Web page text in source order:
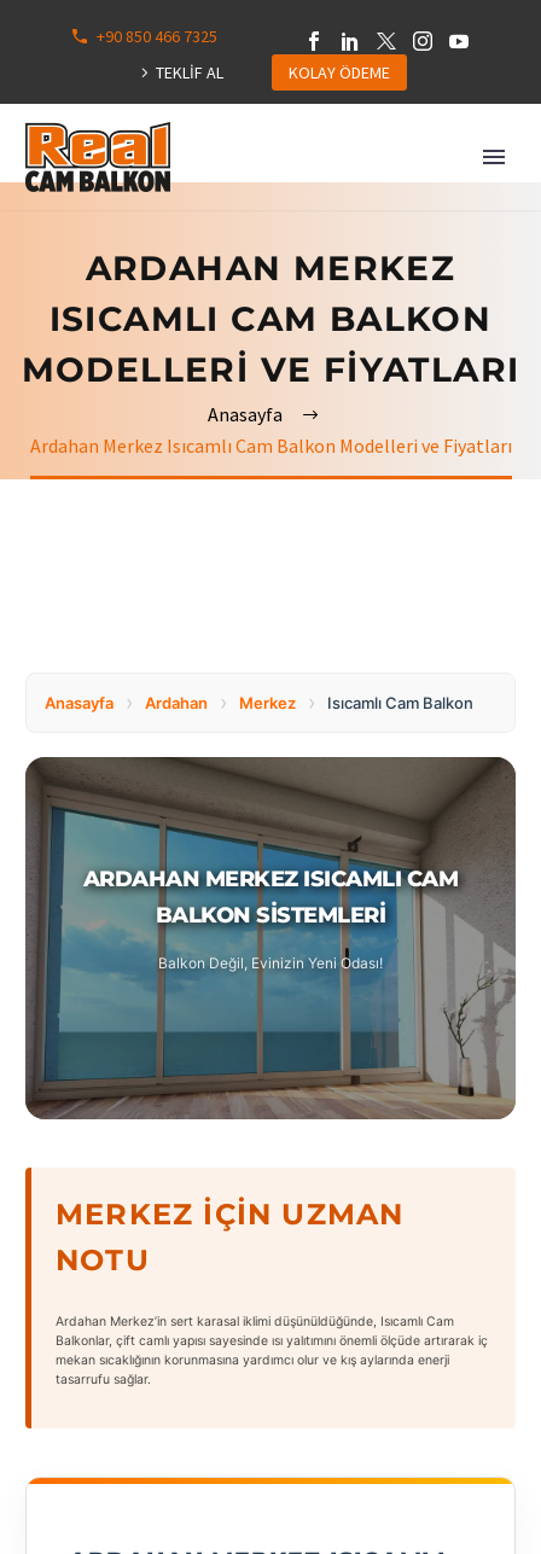
+90 850 466 7325
TEKLİF AL
KOLAY ÖDEME
ARDAHAN MERKEZ
ISICAMLI CAM BALKON
MODELLERI VE FIYATLARI
Anasayfa
Ardahan Merkez Isıcamlı Cam Balkon Modelleri ve Fiyatları
Anasayfa › Ardahan › Merkez › Isıcamlı Cam Balkon
ARDAHAN MERKEZ ISICAMLI CAM
BALKON SISTEMLERI
Balkon Değil, Evinizin Yeni Odası!
MERKEZ İÇIN UZMAN
NOTU
Ardahan Merkez’in sert karasal iklimi düşünüldüğünde, Isıcamlı Cam
Balkonlar, çift camlı yapısı sayesinde ısı yalıtımını önemli ölçüde artırarak iç
mekan sıcaklığının korunmasına yardımcı olur ve kış aylarında enerji
tasarrufu sağlar.
113
Hepsini
Göster
Bulgaria
Canada
Czech
Republic
Netherlands
Poland
Romania
Switzerland
United
States
Tüm
Adana
Adıyaman
Antalya